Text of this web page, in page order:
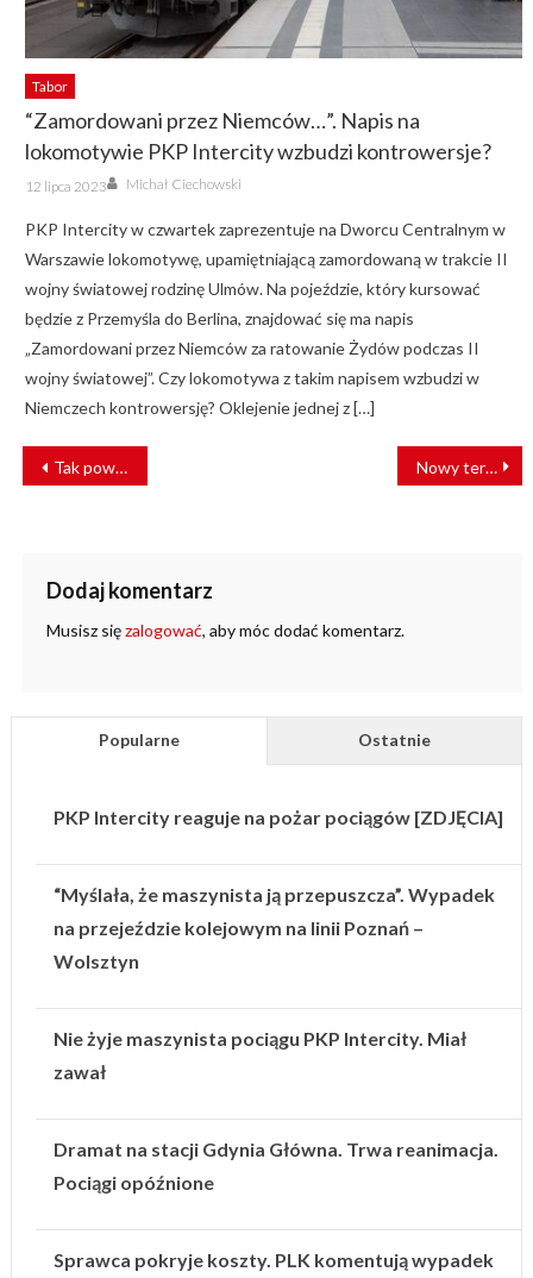
Tabor
“Zamordowani przez Niemców…”. Napis na
lokomotywie PKP Intercity wzbudzi kontrowersje?
Posted
on
12 lipca 2023 Author
Michał Ciechowski
PKP Intercity w czwartek zaprezentuje na Dworcu Centralnym w
Warszawie lokomotywę, upamiętniającą zamordowaną w trakcie II
wojny światowej rodzinę Ulmów. Na pojeździe, który kursować
będzie z Przemyśla do Berlina, znajdować się ma napis
„Zamordowani przez Niemców za ratowanie Żydów podczas II
wojny światowej”. Czy lokomotywa z takim napisem wzbudzi w
Niemczech kontrowersję? Oklejenie jednej z […]
NAWIGACJA
WPISU
Tak powstaje wiadukt w Skierniewicach [ZDJĘCIA] Nowy terminal intermodalny w Polsce
Dodaj komentarz
Musisz sięzalogować, aby móc dodać komentarz.
Popularne Ostatnie
PKP Intercity reaguje na pożar pociągów [ZDJĘCIA]
“Myślała, że maszynista ją przepuszcza”. Wypadek
na przejeździe kolejowym na linii Poznań –
Wolsztyn
Nie żyje maszynista pociągu PKP Intercity. Miał
zawał
Dramat na stacji Gdynia Główna. Trwa reanimacja.
Pociągi opóźnione
Sprawca pokryje koszty. PLK komentują wypadek